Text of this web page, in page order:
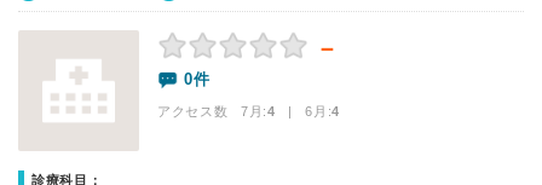
－
0件
アクセス数 7月:4 | 6月:4
診療科目：